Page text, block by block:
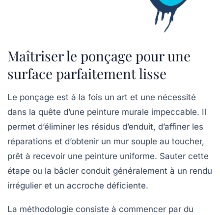
Maîtriser le ponçage pour une
surface parfaitement lisse
Le ponçage est à la fois un art et une nécessité
dans la quête d’une peinture murale impeccable. Il
permet d’éliminer les résidus d’enduit, d’affiner les
réparations et d’obtenir un mur souple au toucher,
prêt à recevoir une peinture uniforme. Sauter cette
étape ou la bâcler conduit généralement à un rendu
irrégulier et un accroche déficiente.
La méthodologie consiste à commencer par du